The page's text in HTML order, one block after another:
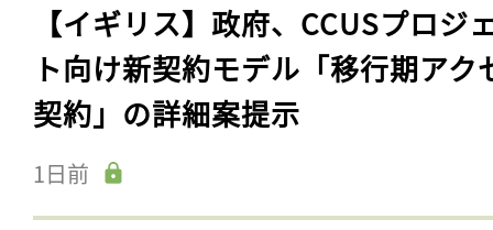
【イギリス】政府、CCUSプロジ
ト向け新契約モデル「移行期アク
契約」の詳細案提示
1日前